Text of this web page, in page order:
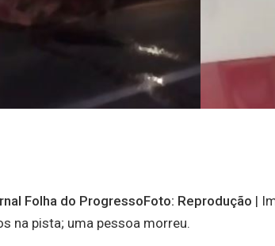
Folha do ProgressoFoto: Reprodução |
na pista; uma pessoa morreu.